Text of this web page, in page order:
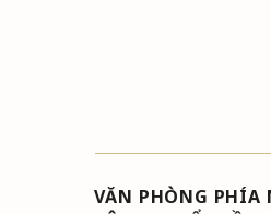
VĂN PHÒNG PHÍA